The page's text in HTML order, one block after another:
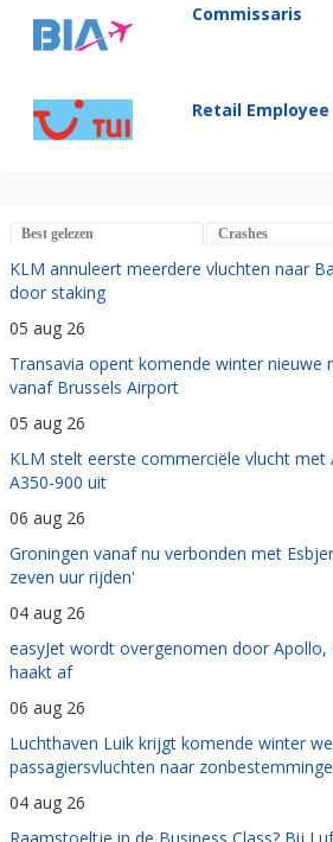
Commissaris
Retail Employee
Best gelezen Crashes
KLM annuleert meerdere vluchten naar
door staking
05 aug 26
Transavia opent komende winter nieuwe
vanaf Brussels Airport
05 aug 26
KLM stelt eerste commerciële vlucht met
A350-900 uit
06 aug 26
Groningen vanaf nu verbonden met
zeven uur rijden'
04 aug 26
easyJet wordt overgenomen door Apollo,
haakt af
06 aug 26
Luchthaven Luik krijgt komende winter
passagiersvluchten naar
04 aug 26